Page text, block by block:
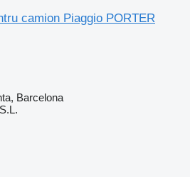
camion Piaggio PORTER
Barcelona